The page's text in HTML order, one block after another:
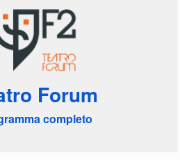
Forum
completo